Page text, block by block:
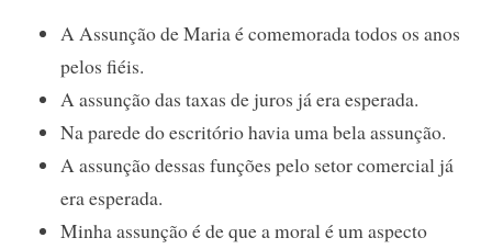
A Assunção de Maria é comemorada todos os anos
pelos fiéis.
A assunção das taxas de juros já era esperada.
Na parede do escritório havia uma bela assunção.
A assunção dessas funções pelo setor comercial já
era esperada.
Minha assunção é de que a moral é um aspecto